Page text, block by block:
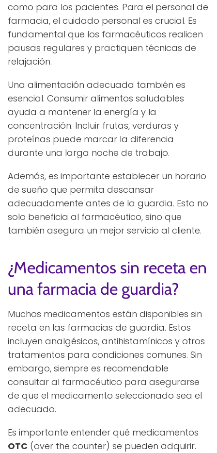
como para los pacientes. Para el personal de
farmacia, el cuidado personal es crucial. Es
fundamental que los farmacéuticos realicen
pausas regulares y practiquen técnicas de
relajación.
Una alimentación adecuada también es
esencial. Consumir alimentos saludables
ayuda a mantener la energía y la
concentración. Incluir frutas, verduras y
proteínas puede marcar la diferencia
durante una larga noche de trabajo.
Además, es importante establecer un horario
de sueño que permita descansar
adecuadamente antes de la guardia. Esto no
solo beneficia al farmacéutico, sino que
también asegura un mejor servicio al cliente.
¿Medicamentos sin receta en
una farmacia de guardia?
Muchos medicamentos están disponibles sin
receta en las farmacias de guardia. Estos
incluyen analgésicos, antihistamínicos y otros
tratamientos para condiciones comunes. Sin
embargo, siempre es recomendable
consultar al farmacéutico para asegurarse
de que el medicamento seleccionado sea el
adecuado.
Es importante entender qué medicamentos
OTC (over the counter) se pueden adquirir.